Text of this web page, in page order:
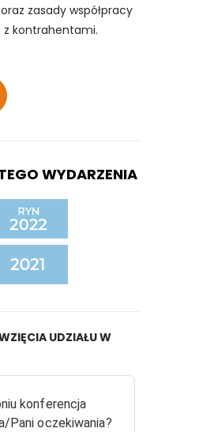
zasady współpracy
z kontrahentami.
WYDARZENIA
UDZIAŁU W
konferencja
Pani oczekiwania?